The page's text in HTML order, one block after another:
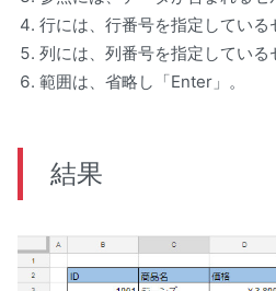
行には、行番号を指定している
列には、列番号を指定している
範囲は、省略し「Enter」。
結果